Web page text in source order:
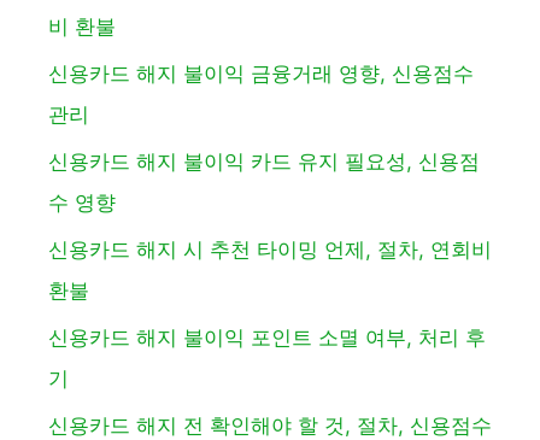
비 환불
신용카드 해지 불이익 금융거래 영향, 신용점수
관리
신용카드 해지 불이익 카드 유지 필요성, 신용점
수 영향
신용카드 해지 시 추천 타이밍 언제, 절차, 연회비
환불
신용카드 해지 불이익 포인트 소멸 여부, 처리 후
기
신용카드 해지 전 확인해야 할 것, 절차, 신용점수